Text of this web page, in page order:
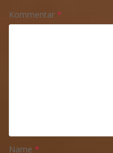
Kommentar *
Name *